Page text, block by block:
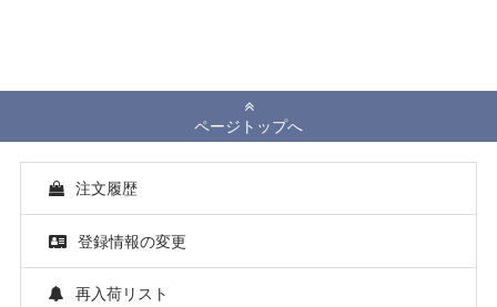
ページトップへ
注文履歴
登録情報の変更
再入荷リスト